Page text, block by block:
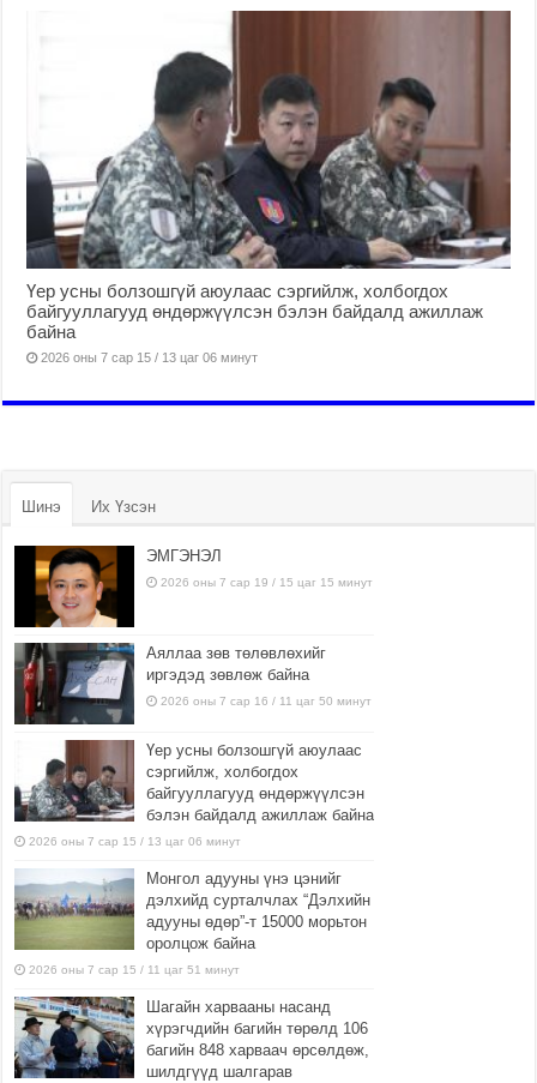
Үер усны болзошгүй аюулаас сэргийлж, холбогдох
байгууллагууд өндөржүүлсэн бэлэн байдалд ажиллаж
байна
2026 оны 7 сар 15 / 13 цаг 06 минут
Шинэ Их Үзсэн
ЭМГЭНЭЛ
2026 оны 7 сар 19 / 15 цаг 15 минут
Аяллаа зөв төлөвлөхийг
иргэдэд зөвлөж байна
2026 оны 7 сар 16 / 11 цаг 50 минут
Үер усны болзошгүй аюулаас
сэргийлж, холбогдох
байгууллагууд өндөржүүлсэн
бэлэн байдалд ажиллаж байна
2026 оны 7 сар 15 / 13 цаг 06 минут
Монгол адууны үнэ цэнийг
дэлхийд сурталчлах “Дэлхийн
адууны өдөр”-т 15000 морьтон
оролцож байна
2026 оны 7 сар 15 / 11 цаг 51 минут
Шагайн харвааны насанд
хүрэгчдийн багийн төрөлд 106
багийн 848 харваач өрсөлдөж,
шилдгүүд шалгарав